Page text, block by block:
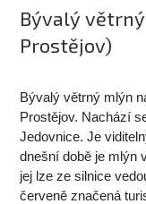
Bývalý
Prostějov)
Bývalý větrný mlýn
Prostějov. Nachází
Jedovnice. Je
dnešní době je mlýn
jej lze ze silnice
červeně značená